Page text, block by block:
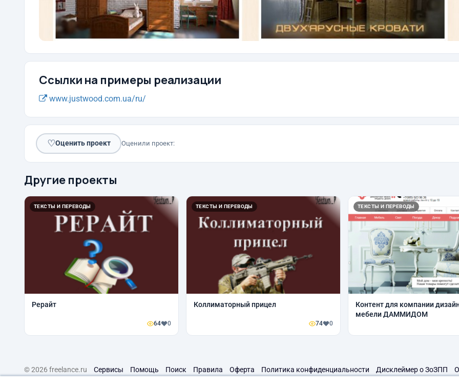
Ссылки на примеры реализации
www.justwood.com.ua/ru/
♡Оценить проект Оценили проект:
Другие проекты
ТЕКСТЫ И ПЕРЕВОДЫ
Рерайт
64 0
ТЕКСТЫ И ПЕРЕВОДЫ
Коллиматорный прицел
74 0
ТЕКСТЫ И ПЕРЕВОДЫ
Контент для компании
мебели ДАММИДОМ
© 2026 freelance.ru Сервисы Помощь Поиск Правила Оферта Политика конфиденциальности Дисклеймер о ЗоЗПП